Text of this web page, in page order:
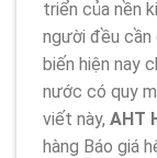
triển của nền
người đều cần
biến hiện nay
nước có quy
viết này, AHT
hàng Báo giá